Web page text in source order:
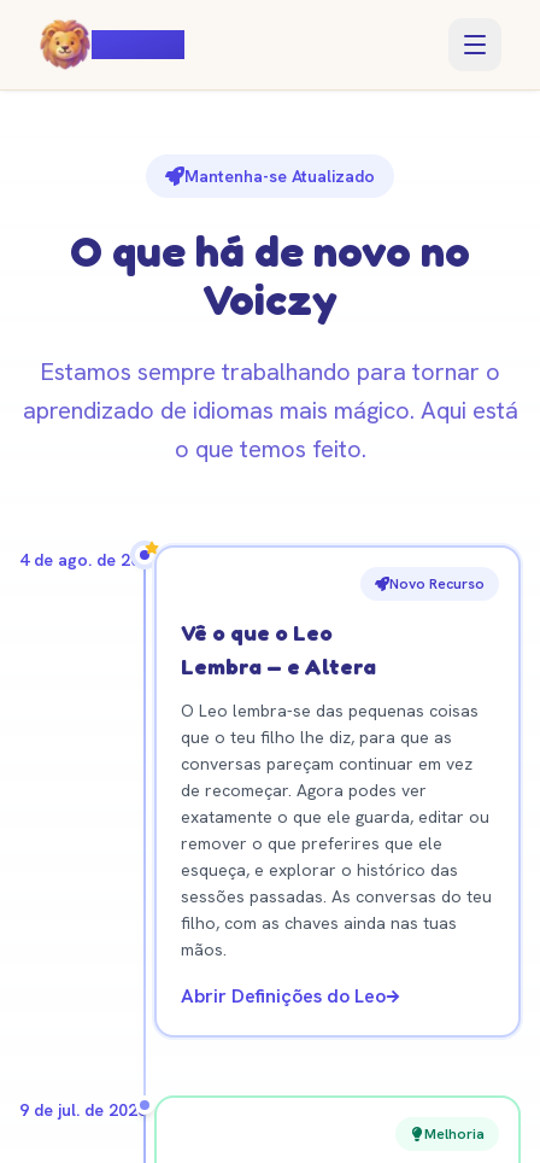
Mantenha-se Atualizado
O que há de novo no
Voiczy
Estamos sempre trabalhando para tornar o
aprendizado de idiomas mais mágico. Aqui está
o que temos feito.
4 de ago. de 2026
Novo Recurso
Vê o que o Leo
Lembra — e Altera
O Leo lembra-se das pequenas coisas
que o teu filho lhe diz, para que as
conversas pareçam continuar em vez
de recomeçar. Agora podes ver
exatamente o que ele guarda, editar ou
remover o que preferires que ele
esqueça, e explorar o histórico das
sessões passadas. As conversas do teu
filho, com as chaves ainda nas tuas
mãos.
Abrir Definições do Leo
9 de jul. de 2026
Melhoria